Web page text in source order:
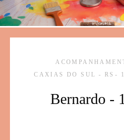
CAXIAS DO SUL - RS
Bernardo -